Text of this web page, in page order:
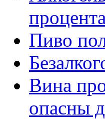
Пиво
Вина
опасны